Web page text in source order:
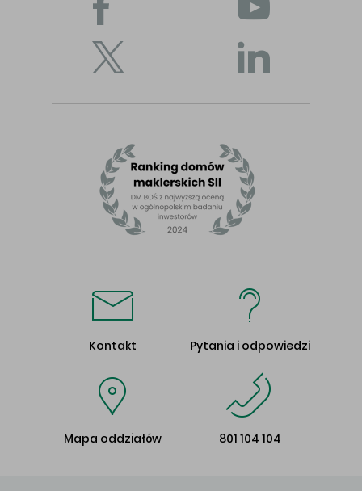
Kontakt Pytania i odpowiedzi
Mapa oddziałów 801 104 104